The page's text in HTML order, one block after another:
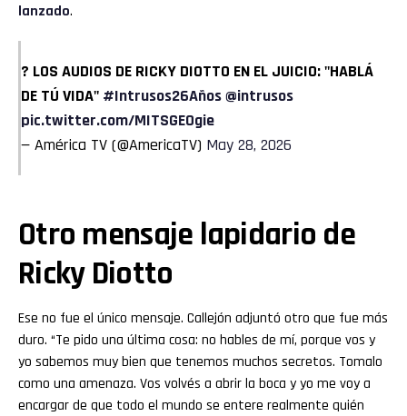
lanzado.
? LOS AUDIOS DE RICKY DIOTTO EN EL JUICIO: "HABLÁ
DE TÚ VIDA" #Intrusos26Años@intrusos
pic.twitter.com/MITSGEOgie
— América TV (@AmericaTV) May 28, 2026
Otro mensaje lapidario de
Ricky Diotto
Ese no fue el único mensaje. Callejón adjuntó otro que fue más
duro. “Te pido una última cosa: no hables de mí, porque vos y
yo sabemos muy bien que tenemos muchos secretos. Tomalo
como una amenaza. Vos volvés a abrir la boca y yo me voy a
encargar de que todo el mundo se entere realmente quién